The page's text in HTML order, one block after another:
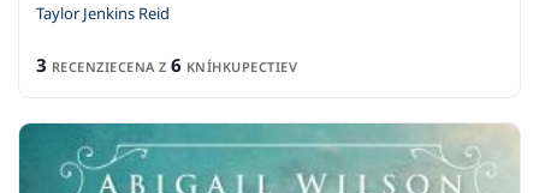
Taylor Jenkins Reid
3 RECENZIECENA Z 6 KNÍHKUPECTIEV